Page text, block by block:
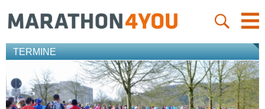
TERMINE